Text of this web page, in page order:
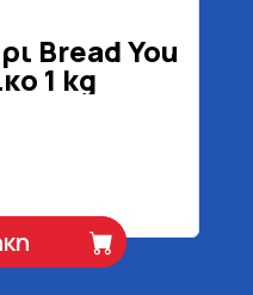
Bread You
1 kg